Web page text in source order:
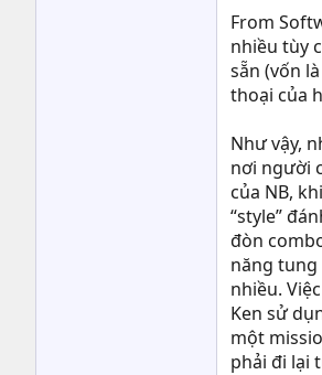
From
nhiều tùy
sẵn (vốn
thoại của
Như vậy,
nơi người
của NB,
“style”
đòn
năng tung
nhiều.
Ken sử
một
phải đi lại